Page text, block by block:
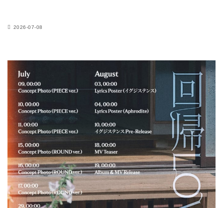
2026-07-08